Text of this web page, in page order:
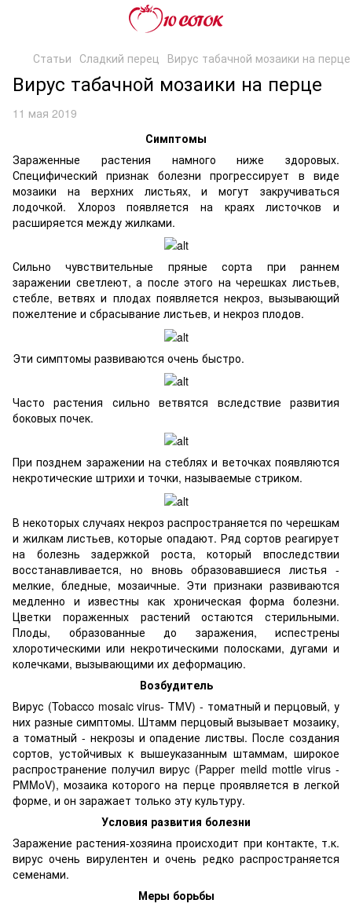
Статьи Сладкий перец Вирус табачной мозаики на перце
Вирус табачной мозаики на перце
11 мая 2019
Симптомы
Зараженные растения намного ниже здоровых.
Специфический признак болезни прогрессирует в виде
мозаики на верхних листьях, и могут закручиваться
лодочкой. Хлороз появляется на краях листочков и
расширяется между жилками.
Сильно чувствительные пряные сорта при раннем
заражении светлеют, а после этого на черешках листьев,
стебле, ветвях и плодах появляется некроз, вызывающий
пожелтение и сбрасывание листьев, и некроз плодов.
Эти симптомы развиваются очень быстро.
Часто растения сильно ветвятся вследствие развития
боковых почек.
При позднем заражении на стеблях и веточках появляются
некротические штрихи и точки, называемые стриком.
В некоторых случаях некроз распространяется по черешкам
и жилкам листьев, которые опадают. Ряд сортов реагирует
на болезнь задержкой роста, который впоследствии
восстанавливается, но вновь образовавшиеся листья -
мелкие, бледные, мозаичные. Эти признаки развиваются
медленно и известны как хроническая форма болезни.
Цветки пораженных растений остаются стерильными.
Плоды, образованные до заражения, испестрены
хлоротическими или некротическими полосками, дугами и
колечками, вызывающими их деформацию.
Возбудитель
Вирус (Tobacco mosaic virus- TMV) - томатный и перцовый, у
них разные симптомы. Штамм перцовый вызывает мозаику,
а томатный - некрозы и опадение листвы. После создания
сортов, устойчивых к вышеуказанным штаммам, широкое
распространение получил вирус (Papper meild mottle virus -
PMMoV), мозаика которого на перце проявляется в легкой
форме, и он заражает только эту культуру.
Условия развития болезни
Заражение растения-хозяина происходит при контакте, т.к.
вирус очень вирулентен и очень редко распространяется
семенами.
Меры борьбы